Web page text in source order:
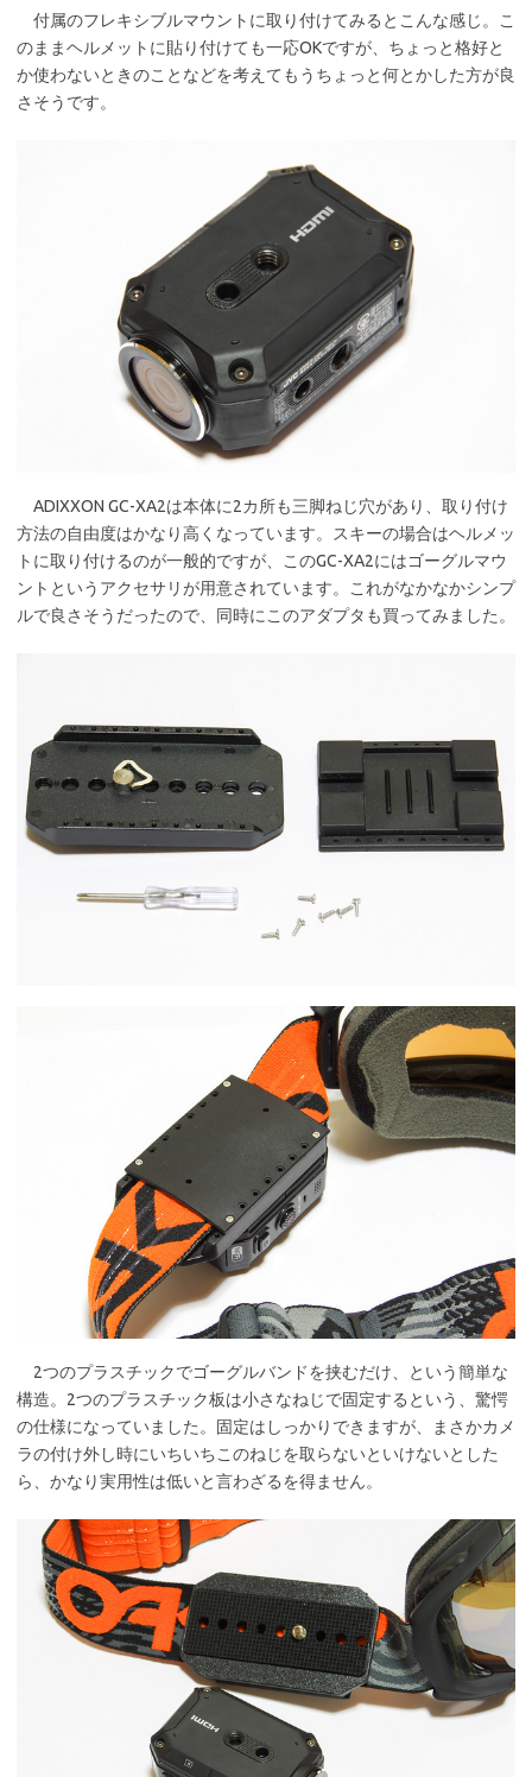
付属のフレキシブルマウントに取り付けてみるとこんな感じ。こ
のままヘルメットに貼り付けても一応OKですが、ちょっと格好と
か使わないときのことなどを考えてもうちょっと何とかした方が良
さそうです。
ADIXXON GC-XA2は本体に2カ所も三脚ねじ穴があり、取り付け
方法の自由度はかなり高くなっています。スキーの場合はヘルメッ
トに取り付けるのが一般的ですが、このGC-XA2にはゴーグルマウ
ントというアクセサリが用意されています。これがなかなかシンプ
ルで良さそうだったので、同時にこのアダプタも買ってみました。
2つのプラスチックでゴーグルバンドを挟むだけ、という簡単な
構造。2つのプラスチック板は小さなねじで固定するという、驚愕
の仕様になっていました。固定はしっかりできますが、まさかカメ
ラの付け外し時にいちいちこのねじを取らないといけないとした
ら、かなり実用性は低いと言わざるを得ません。